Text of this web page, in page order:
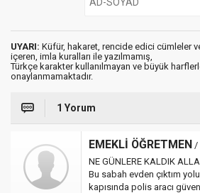
UYARI: Küfür, hakaret, rencide edici cümleler
içeren, imla kuralları ile yazılmamış,
Türkçe karakter kullanılmayan ve büyük
onaylanmamaktadır.
1 Yorum
EMEKLİ ÖĞRETMEN /
NE GÜNLERE KALDIK
Bu sabah evden çıktım
kapısında polis aracı